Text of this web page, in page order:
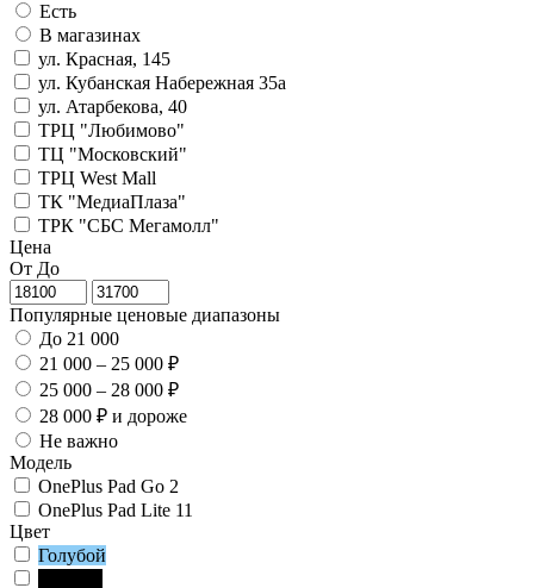
Есть
В магазинах
ул. Красная, 145
ул. Кубанская Набережная 35а
ул. Атарбекова, 40
ТРЦ "Любимово"
ТЦ "Московский"
ТРЦ West Mall
ТК "МедиаПлаза"
ТРК "СБС Мегамолл"
Цена
От До
Популярные ценовые диапазоны
До 21 000
21 000 – 25 000 ₽
25 000 – 28 000 ₽
28 000 ₽ и дороже
Не важно
Модель
OnePlus Pad Go 2
OnePlus Pad Lite 11
Цвет
Голубой